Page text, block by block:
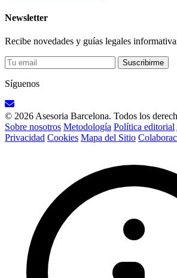
Newsletter
Recibe novedades y guías legales
Suscribirme
Síguenos
© 2026 Asesoria Barcelona. Todos los
Sobre nosotros Metodología Política editorial
Privacidad Cookies Mapa del Sitio